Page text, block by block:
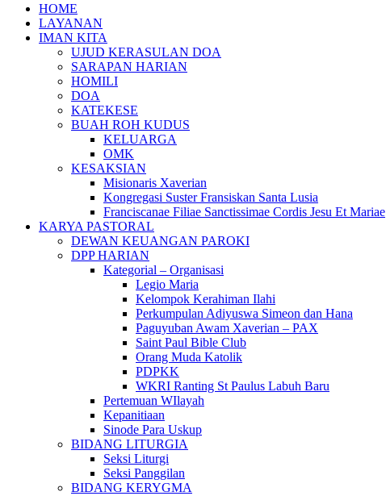
HOME
LAYANAN
IMAN KITA
UJUD KERASULAN DOA
SARAPAN HARIAN
HOMILI
DOA
KATEKESE
BUAH ROH KUDUS
KELUARGA
OMK
KESAKSIAN
Misionaris Xaverian
Kongregasi Suster Fransiskan Santa Lusia
Franciscanae Filiae Sanctissimae Cordis Jesu Et Mariae
KARYA PASTORAL
DEWAN KEUANGAN PAROKI
DPP HARIAN
Kategorial – Organisasi
Legio Maria
Kelompok Kerahiman Ilahi
Perkumpulan Adiyuswa Simeon dan Hana
Paguyuban Awam Xaverian – PAX
Saint Paul Bible Club
Orang Muda Katolik
PDPKK
WKRI Ranting St Paulus Labuh Baru
Pertemuan WIlayah
Kepanitiaan
Sinode Para Uskup
BIDANG LITURGIA
Seksi Liturgi
Seksi Panggilan
BIDANG KERYGMA